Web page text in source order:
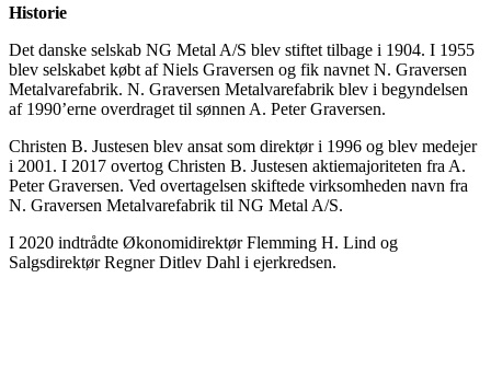
Historie
Det danske selskab NG Metal A/S blev stiftet tilbage i 1904. I 1955
blev selskabet købt af Niels Graversen og fik navnet N. Graversen
Metalvarefabrik. N. Graversen Metalvarefabrik blev i begyndelsen
af 1990’erne overdraget til sønnen A. Peter Graversen.
Christen B. Justesen blev ansat som direktør i 1996 og blev medejer
i 2001. I 2017 overtog Christen B. Justesen aktiemajoriteten fra A.
Peter Graversen. Ved overtagelsen skiftede virksomheden navn fra
N. Graversen Metalvarefabrik til NG Metal A/S.
I 2020 indtrådte Økonomidirektør Flemming H. Lind og
Salgsdirektør Regner Ditlev Dahl i ejerkredsen.